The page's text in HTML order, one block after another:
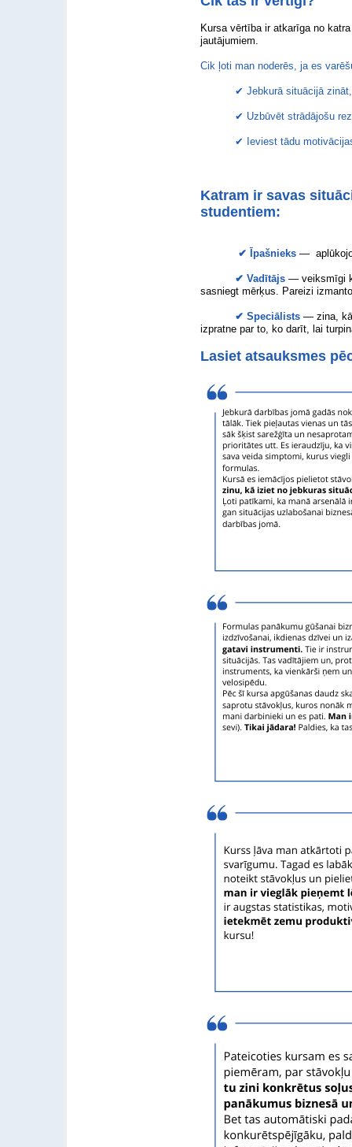
Kursa vērtība ir atkarīga no
jautājumiem.
Cik ļoti man noderēs, ja es
✔ Jebkurā situācijā
✔ Uzbūvēt strādājošu
✔ Ieviest tādu
Katram ir savas
studentiem:
✔ Īpašnieks —
✔ Vadītājs — veiksmīgi
sasniegt mērķus. Pareizi
✔ Speciālists — zina,
izpratne par to, ko darīt, lai
Lasiet atsauksmes